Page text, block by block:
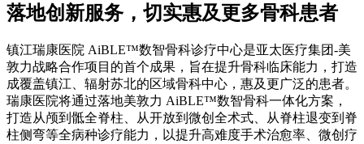
落地创新服务，切实惠及更多骨科患者
镇江瑞康医院 AiBLE™数智骨科诊疗中心是亚太医疗集团-美
敦力战略合作项目的首个成果，旨在提升骨科临床能力，打造
成覆盖镇江、辐射苏北的区域骨科中心，惠及更广泛的患者。
瑞康医院将通过落地美敦力 AiBLE™数智骨科一体化方案，
打造从颅到骶全脊柱、从开放到微创全术式、从脊柱退变到脊
柱侧弯等全病种诊疗能力，以提升高难度手术治愈率、微创疗